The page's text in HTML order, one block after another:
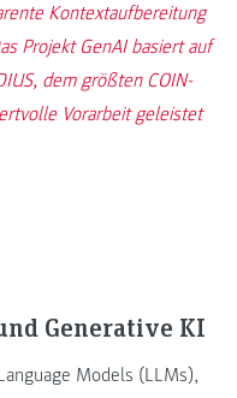
Kontextaufbereitung
Projekt GenAI basiert auf
dem größten COIN-
Vorarbeit geleistet
Generative KI
Models (LLMs),